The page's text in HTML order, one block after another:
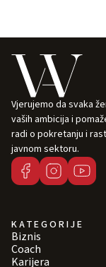
Vjerujemo da svaka
vaših ambicija i
radi o pokretanju i
javnom sektoru.
KATEGORIJE
Biznis
Coach
Karijera